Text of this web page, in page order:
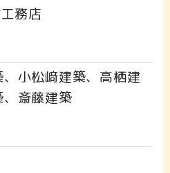
務店
小松﨑建築、高栖建
斎藤建築